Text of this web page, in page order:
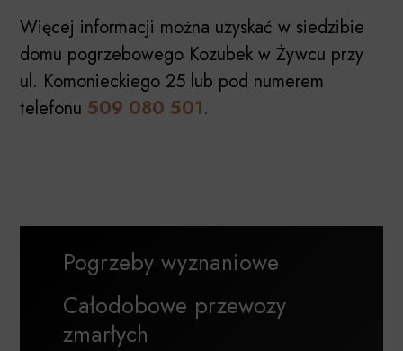
Więcej informacji można uzyskać w siedzibie
domu pogrzebowego Kozubek w Żywcu przy
ul. Komonieckiego 25 lub pod numerem
telefonu 509 080 501.
Pogrzeby wyznaniowe
Całodobowe przewozy
zmarłych